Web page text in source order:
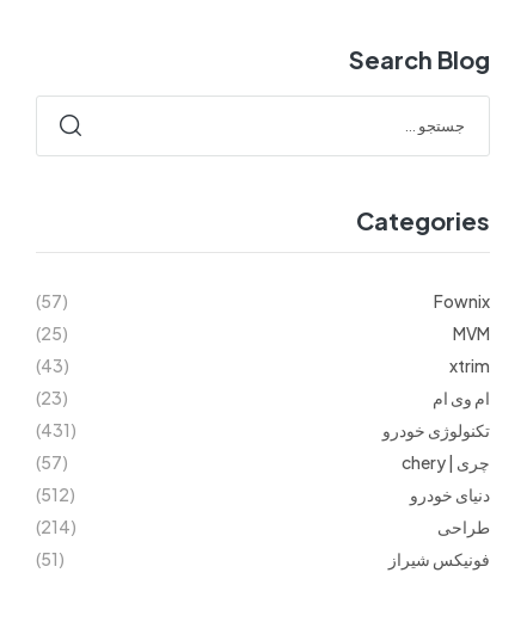
Search Blog
Categories
Fownix
(57)
MVM
(25)
xtrim
(43)
ام وی ام
(23)
تکنولوژی خودرو
(431)
چری | chery
(57)
دنیای خودرو
(512)
طراحی
(214)
فونیکس شیراز
(51)